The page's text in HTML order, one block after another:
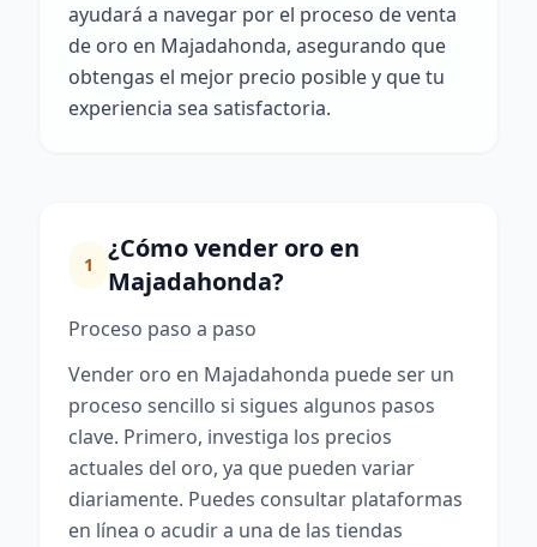
ayudará a navegar por el proceso de venta
de oro en Majadahonda, asegurando que
obtengas el mejor precio posible y que tu
experiencia sea satisfactoria.
1
¿Cómo vender oro en
Majadahonda?
Proceso paso a paso
Vender oro en Majadahonda puede ser un
proceso sencillo si sigues algunos pasos
clave. Primero, investiga los precios
actuales del oro, ya que pueden variar
diariamente. Puedes consultar plataformas
en línea o acudir a una de las tiendas